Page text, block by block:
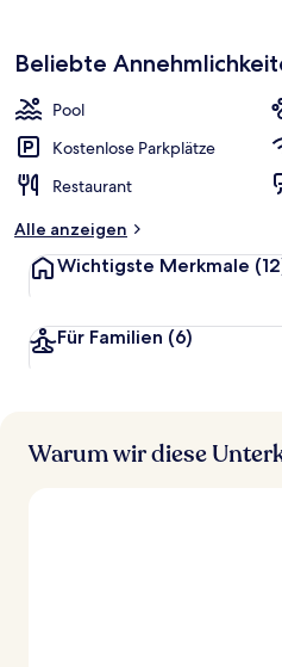
Beliebte
Pool
Kostenlose Parkplätze
Restaurant
Alle anzeigen
Wichtigste Merkmale
Für Familien (6)
Warum wir diese